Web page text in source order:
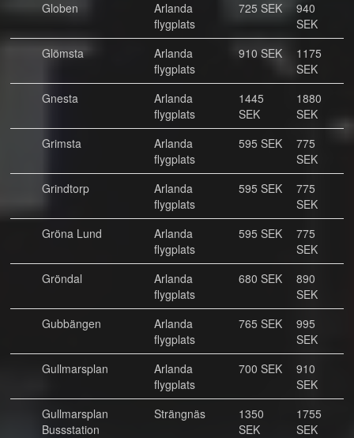
Globen
Arlanda
flygplats
725 SEK
940
SEK
Glömsta
Arlanda
flygplats
910 SEK
1175
SEK
Gnesta
Arlanda
flygplats
1445
SEK
1880
SEK
Grimsta
Arlanda
flygplats
595 SEK
775
SEK
Grindtorp
Arlanda
flygplats
595 SEK
775
SEK
Gröna Lund
Arlanda
flygplats
595 SEK
775
SEK
Gröndal
Arlanda
flygplats
680 SEK
890
SEK
Gubbängen
Arlanda
flygplats
765 SEK
995
SEK
Gullmarsplan
Arlanda
flygplats
700 SEK
910
SEK
Gullmarsplan
Bussstation
Strängnäs
1350
SEK
1755
SEK